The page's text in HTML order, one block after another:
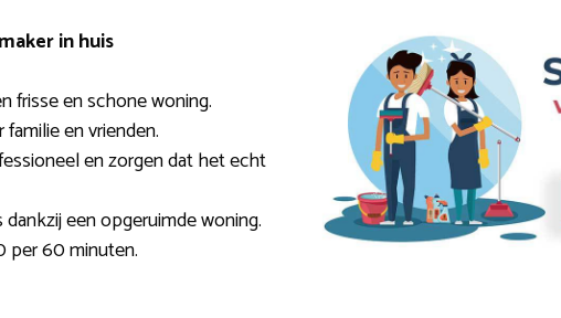
in huis
frisse en schone woning.
en vrienden.
en zorgen dat het echt
een opgeruimde woning.
per 60 minuten.